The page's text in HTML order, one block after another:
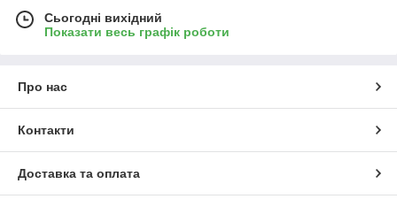
Сьогодні вихідний
Показати весь графік роботи
Про нас
Контакти
Доставка та оплата